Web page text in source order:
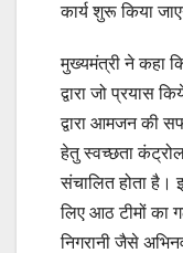
कार्य शुरू किया
मुख्यमंत्री ने कहा
द्वारा जो प्रयास
द्वारा आमजन की
हेतु स्वच्छता
संचालित होता
लिए आठ टीमों का
निगरानी जैसे